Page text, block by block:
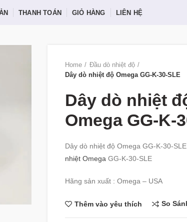
THANH TOÁN GIỎ HÀNG LIÊN HỆ
Home
Đầu dò nhiệt độ
Dây dò nhiệt độ Omega GG-K-30-SLE
Dây dò nhiệt
Omega GG-K-
Dây dò nhiệt độ Omega GG-K-30-
nhiệt Omega GG-K-30-SLE
Hãng sản xuất : Omega – USA
Thêm vào yêu thích So